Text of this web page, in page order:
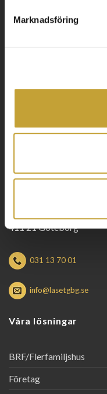
Marknadsföring
031 63 65 00
411 21 Göteborg
031 13 70 01
info@lasetgbg.se
Våra lösningar
BRF/Flerfamiljshus
Företag